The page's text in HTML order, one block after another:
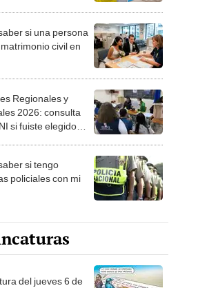
si una persona
civil en
Regionales y
2026: consulta
si fuiste elegido
si tengo
policiales con mi
del jueves 6 de